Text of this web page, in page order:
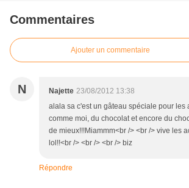
Commentaires
Ajouter un commentaire
N Najette 23/08/2012 13:38
alala sa c'est un gâteau spéciale pour les
comme moi, du chocolat et encore du
de mieux!!!Miammm<br /> <br /> vive les
lol!!<br /> <br /> <br /> biz
Répondre